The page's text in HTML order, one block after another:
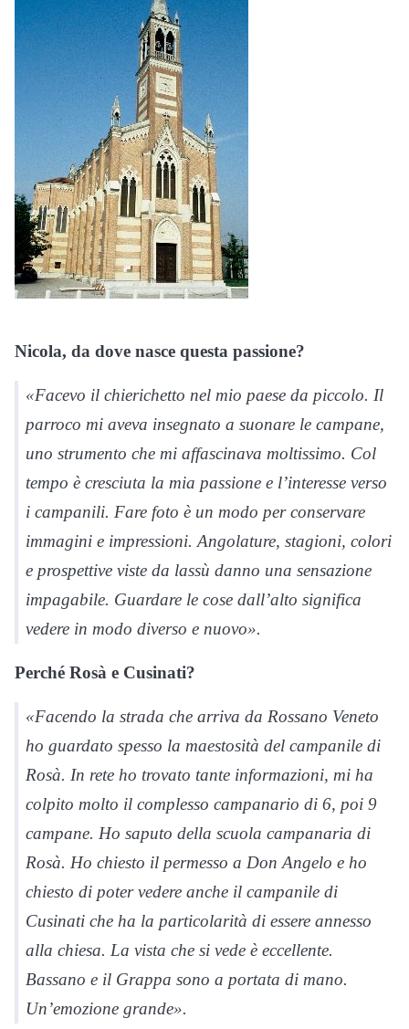
Nicola, da dove nasce questa passione?
«Facevo il chierichetto nel mio paese da piccolo. Il
parroco mi aveva insegnato a suonare le campane,
uno strumento che mi affascinava moltissimo. Col
tempo è cresciuta la mia passione e l’interesse verso
i campanili. Fare foto è un modo per conservare
immagini e impressioni. Angolature, stagioni, colori
e prospettive viste da lassù danno una sensazione
impagabile. Guardare le cose dall’alto significa
vedere in modo diverso e nuovo».
Perché Rosà e Cusinati?
«Facendo la strada che arriva da Rossano Veneto
ho guardato spesso la maestosità del campanile di
Rosà. In rete ho trovato tante informazioni, mi ha
colpito molto il complesso campanario di 6, poi 9
campane. Ho saputo della scuola campanaria di
Rosà. Ho chiesto il permesso a Don Angelo e ho
chiesto di poter vedere anche il campanile di
Cusinati che ha la particolarità di essere annesso
alla chiesa. La vista che si vede è eccellente.
Bassano e il Grappa sono a portata di mano.
Un’emozione grande».